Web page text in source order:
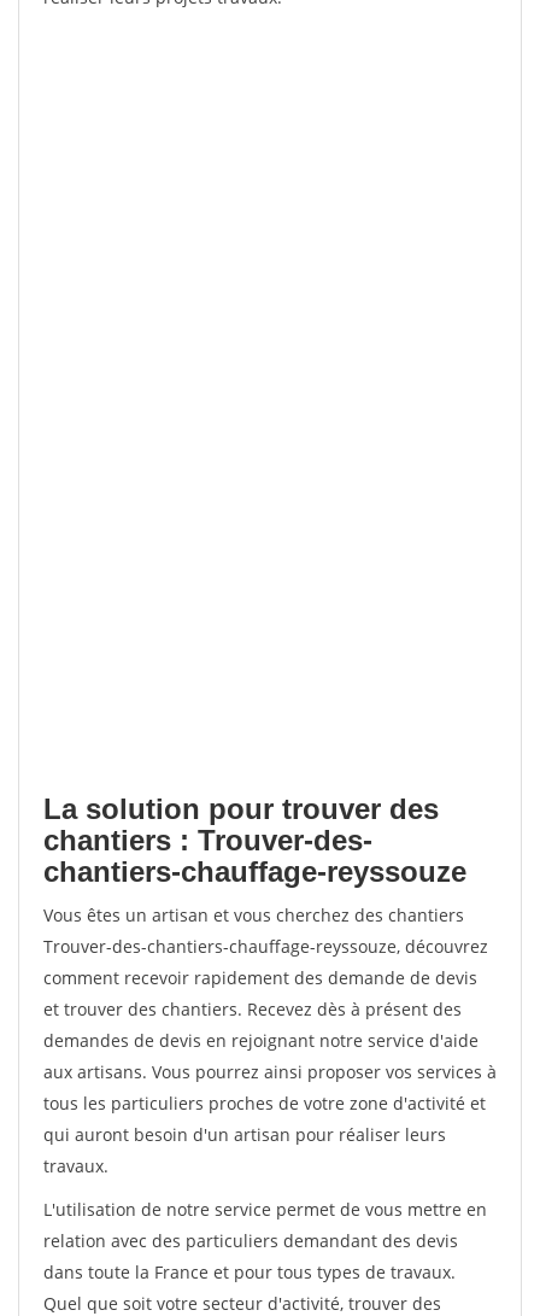
La solution pour trouver des
chantiers : Trouver-des-
chantiers-chauffage-reyssouze
Vous êtes un artisan et vous cherchez des chantiers
Trouver-des-chantiers-chauffage-reyssouze, découvrez
comment recevoir rapidement des demande de devis
et trouver des chantiers. Recevez dès à présent des
demandes de devis en rejoignant notre service d'aide
aux artisans. Vous pourrez ainsi proposer vos services à
tous les particuliers proches de votre zone d'activité et
qui auront besoin d'un artisan pour réaliser leurs
travaux.
L'utilisation de notre service permet de vous mettre en
relation avec des particuliers demandant des devis
dans toute la France et pour tous types de travaux.
Quel que soit votre secteur d'activité, trouver des